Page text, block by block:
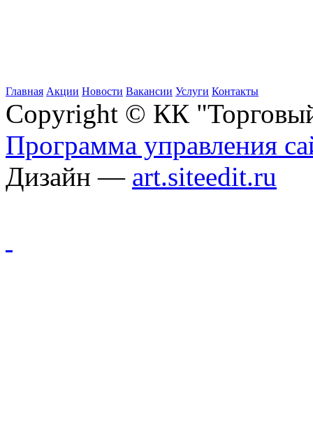
Главная Акции Новости Вакансии Услуги Контакты
Copyright © КК
Программа управления
Дизайн — art.siteedit.ru